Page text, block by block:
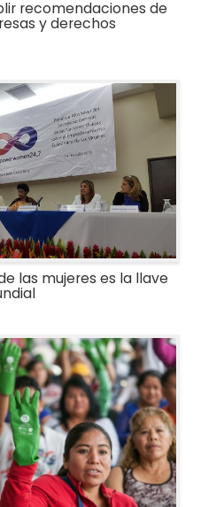
recomendaciones de
y derechos
las mujeres es la llave